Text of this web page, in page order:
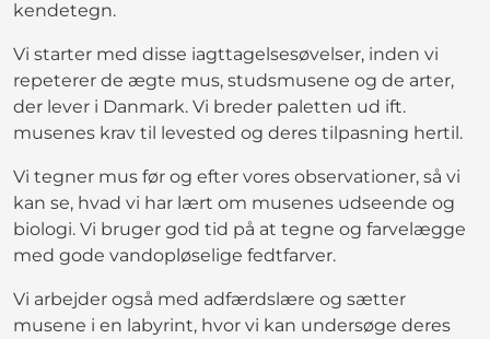
kendetegn.
Vi starter med disse iagttagelsesøvelser, inden vi
repeterer de ægte mus, studsmusene og de arter,
der lever i Danmark. Vi breder paletten ud ift.
musenes krav til levested og deres tilpasning hertil.
Vi tegner mus før og efter vores observationer, så vi
kan se, hvad vi har lært om musenes udseende og
biologi. Vi bruger god tid på at tegne og farvelægge
med gode vandopløselige fedtfarver.
Vi arbejder også med adfærdslære og sætter
musene i en labyrint, hvor vi kan undersøge deres